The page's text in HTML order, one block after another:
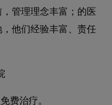
管理理念丰富；的医
他们经验丰富、责任
费治疗。